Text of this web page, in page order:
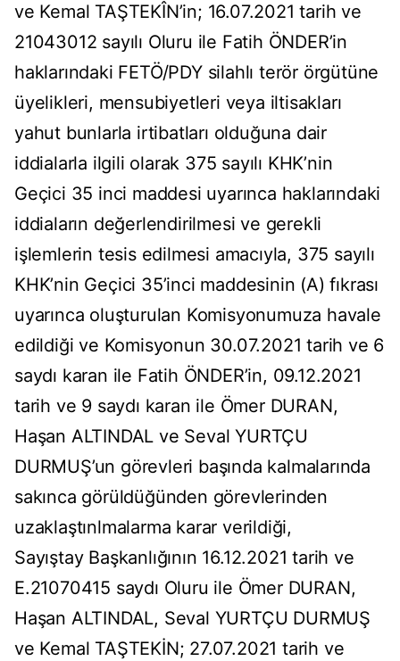
ve Kemal TAŞTEKÎN’in; 16.07.2021 tarih ve
21043012 sayılı Oluru ile Fatih ÖNDER’in
haklarındaki FETÖ/PDY silahlı terör örgütüne
üyelikleri, mensubiyetleri veya iltisakları
yahut bunlarla irtibatları olduğuna dair
iddialarla ilgili olarak 375 sayılı KHK’nin
Geçici 35 inci maddesi uyarınca haklarındaki
iddiaların değerlendirilmesi ve gerekli
işlemlerin tesis edilmesi amacıyla, 375 sayılı
KHK’nin Geçici 35’inci maddesinin (A) fıkrası
uyarınca oluşturulan Komisyonumuza havale
edildiği ve Komisyonun 30.07.2021 tarih ve 6
saydı karan ile Fatih ÖNDER’in, 09.12.2021
tarih ve 9 saydı karan ile Ömer DURAN,
Haşan ALTINDAL ve Seval YURTÇU
DURMUŞ’un görevleri başında kalmalarında
sakınca görüldüğünden görevlerinden
uzaklaştınlmalarma karar verildiği,
Sayıştay Başkanlığının 16.12.2021 tarih ve
E.21070415 saydı Oluru ile Ömer DURAN,
Haşan ALTINDAL, Seval YURTÇU DURMUŞ
ve Kemal TAŞTEKİN; 27.07.2021 tarih ve